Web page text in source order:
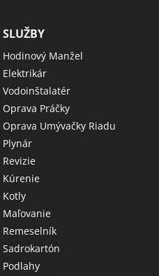
SLUŽBY
Hodinový Manžel
Elektrikár
Vodoinštalatér
Oprava Práčky
Oprava Umývačky Riadu
Plynár
Revizie
Kúrenie
Kotly
Maľovanie
Remeselník
Sadrokartón
Podlahy